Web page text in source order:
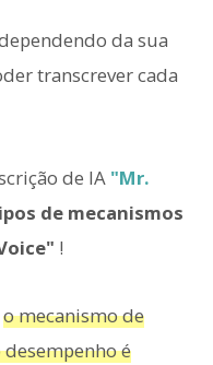
da sua
transcrever cada
de IA "Mr.
de mecanismos
!
o mecanismo de
é